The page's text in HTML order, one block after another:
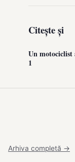
Citește și
Un
1
Arhiva completă →